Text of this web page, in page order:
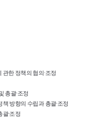
한 정책의 협의·조정
총괄·조정
방향의 수립과 총괄·조정
괄·조정